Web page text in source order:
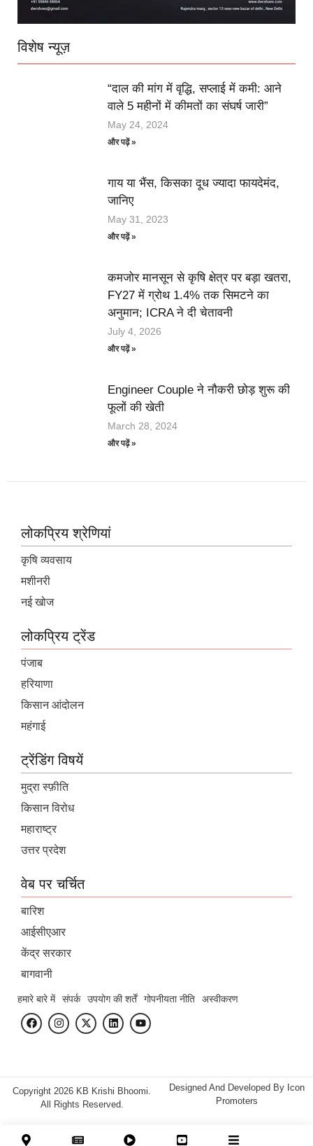
विशेष न्यूज़
“दाल की मांग में वृद्धि, सप्लाई में कमी: आने
वाले 5 महीनों में कीमतों का संघर्ष जारी”
May 24, 2024
और पढ़ें »
गाय या भैंस, किसका दूध ज्यादा फायदेमंद,
जानिए
May 31, 2023
और पढ़ें »
कमजोर मानसून से कृषि क्षेत्र पर बड़ा खतरा,
FY27 में ग्रोथ 1.4% तक सिमटने का
अनुमान; ICRA ने दी चेतावनी
July 4, 2026
और पढ़ें »
Engineer Couple ने नौकरी छोड़ शुरू की
फूलों की खेती
March 28, 2024
और पढ़ें »
लोकप्रिय श्रेणियां
कृषि व्यवसाय
मशीनरी
नई खोज
लोकप्रिय ट्रेंड
पंजाब
हरियाणा
किसान आंदोलन
महंगाई
ट्रेंडिंग विषयें
मुद्रा स्फ़ीति
किसान विरोध
महाराष्ट्र
उत्तर प्रदेश
वेब पर चर्चित
बारिश
आईसीएआर
केंद्र सरकार
बागवानी
हमारे बारे में संपर्क उपयोग की शर्तें गोपनीयता नीति अस्वीकरण
Copyright 2026 KB Krishi Bhoomi.
All Rights Reserved.
Designed And Developed By Icon
Promoters